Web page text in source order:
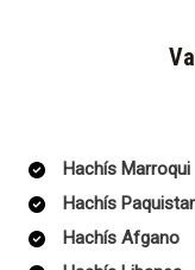
Hachís Marroqui
Hachís
Hachís Afgano